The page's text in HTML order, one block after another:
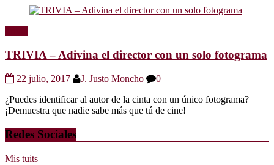
TRIVIA – Adivina el director con un solo fotograma
22 julio, 2017 J. Justo Moncho
0
¿Puedes identificar al autor de la cinta con un único fotograma?
¡Demuestra que nadie sabe más que tú de cine!
Redes Sociales
Mis tuits